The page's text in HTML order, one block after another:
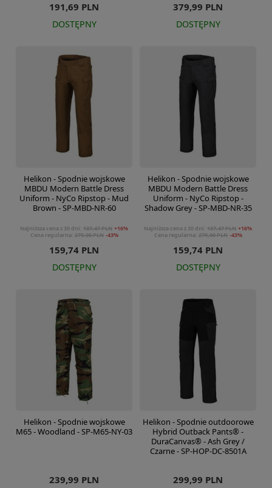
191,69 PLN
DOSTĘPNY
379,99 PLN
DOSTĘPNY
Helikon - Spodnie wojskowe
MBDU Modern Battle Dress
Uniform - NyCo Ripstop - Mud
Brown - SP-MBD-NR-60
159,74 PLN
Najniższa cena z 30 dni: 137,47 PLN +16%
Cena regularna: 279,00 PLN -43%
DOSTĘPNY
Helikon - Spodnie wojskowe
MBDU Modern Battle Dress
Uniform - NyCo Ripstop -
Shadow Grey - SP-MBD-NR-35
159,74 PLN
Najniższa cena z 30 dni: 137,47 PLN +16%
Cena regularna: 279,00 PLN -43%
DOSTĘPNY
Helikon - Spodnie wojskowe
M65 - Woodland - SP-M65-NY-03
239,99 PLN
Helikon - Spodnie outdoorowe
Hybrid Outback Pants® -
DuraCanvas® - Ash Grey /
Czarne - SP-HOP-DC-8501A
299,99 PLN